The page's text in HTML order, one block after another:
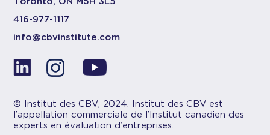
416-977-1117
info@cbvinstitute.com
© Institut des CBV, 2024. Institut des CBV est
l’appellation commerciale de l’Institut canadien des
experts en évaluation d’entreprises.